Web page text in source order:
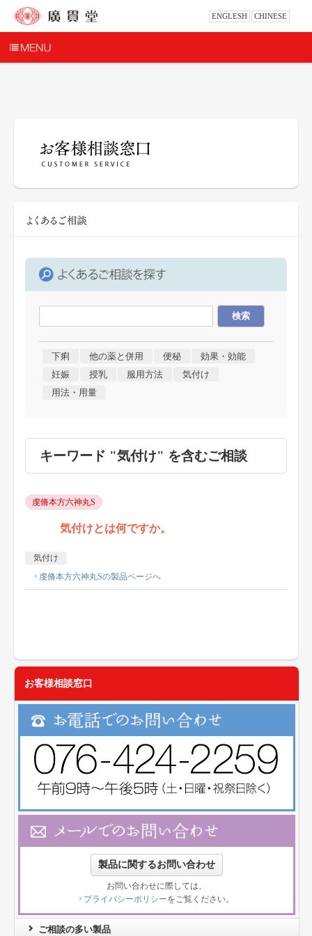
ENGLESH CHINESE
下痢 他の薬と併用 便秘
効果・効能
妊娠
授乳 服用方法
気付け
用法・用量
キーワード "気付け" を含むご相談
虔脩本方六神丸S
気付けとは何ですか。
気付け
虔脩本方六神丸Sの製品ページへ
お客様相談窓口
製品に関するお問い合わせ
お問い合わせに際しては、
プライバシーポリシーをご覧ください。
ご相談の多い製品